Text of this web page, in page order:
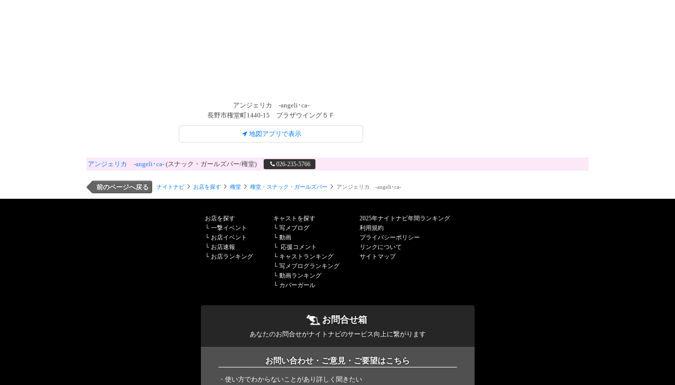
アンジェリカ ‐angeli･ca‐
長野市権堂町1440‐15 プラザウイング５Ｆ
地図アプリで表示
アンジェリカ ‐angeli･ca‐ (スナック・ガールズバー/権堂) 026-235-5766
前のページへ戻る ナイトナビ お店を探す 権堂 権堂・スナック・ガールズバー アンジェリカ ‐angeli･ca‐
お店を探す
└ 一撃イベント
└ お店イベント
└ お店速報
└ お店ランキング
キャストを探す
└ 写メブログ
└ 動画
└ 応援コメント
└ キャストランキング
└ 写メブログランキング
└ 動画ランキング
└ カバーガール
2025年ナイトナビ年間ランキング
利用規約
プライバシーポリシー
リンクについて
サイトマップ
お問合せ箱
あなたのお問合せがナイトナビのサービス向上に繋がります
お問い合わせ・ご意見・ご要望はこちら
・使い方でわからないことがあり詳しく聞きたい